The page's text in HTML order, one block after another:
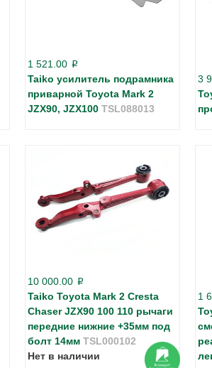
1 521.00 p
Taiko усилитель подрамника
приварной Toyota Mark 2
JZX90, JZX100 TSL088013
3
10 000.00 p
Taiko Toyota Mark 2 Cresta
Chaser JZX90 100 110 рычаги
передние нижние +35мм под
болт 14мм TSL000102
Нет в наличии
1